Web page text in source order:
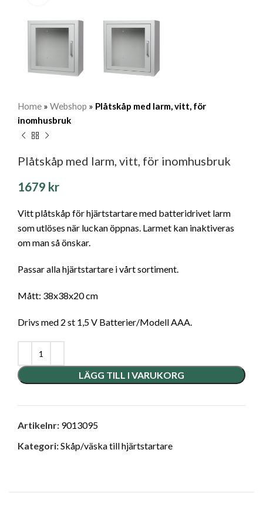
Home » Webshop » Plåtskåp med larm, vitt, för
inomhusbruk
Plåtskåp med larm, vitt, för inomhusbruk
1679 kr
Vitt plåtskåp för hjärtstartare med batteridrivet larm
som utlöses när luckan öppnas. Larmet kan inaktiveras
om man så önskar.
Passar alla hjärtstartare i vårt sortiment.
Mått: 38x38x20 cm
Drivs med 2 st 1,5 V Batterier/Modell AAA.
LÄGG TILL I VARUKORG
Artikelnr: 9013095
Kategori:Skåp/väska till hjärtstartare